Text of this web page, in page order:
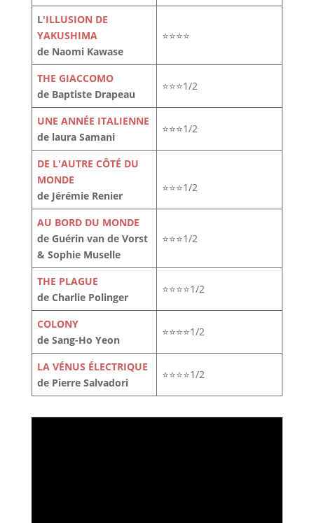
L'ILLUSION DE
YAKUSHIMA
de Naomi Kawase
⭐⭐⭐⭐
THE GIACCOMO
de Baptiste Drapeau
⭐⭐⭐1/2
UNE ANNÉE ITALIENNE
de laura Samani
⭐⭐⭐1/2
DE L'AUTRE CÔTÉ DU
MONDE
de Jérémie Renier
⭐⭐⭐1/2
AU BORD DU MONDE
de Guérin van de Vorst
& Sophie Muselle
⭐⭐⭐1/2
THE PLAGUE
de Charlie Polinger
⭐⭐⭐⭐1/2
COLONY
de Sang-Ho Yeon
⭐⭐⭐⭐1/2
LA VÉNUS ÉLECTRIQUE
de Pierre Salvadori
⭐⭐⭐⭐1/2